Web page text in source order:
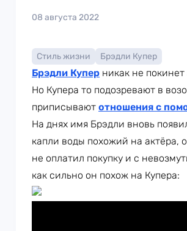
08 августа 2022
Стиль жизни Брэдли Купер
Брэдли Купер никак не
Но Купера то подозревают в
приписывают отношения с
На днях имя Брэдли вновь
капли воды похожий на актёра,
не оплатил покупку и с
как сильно он похож на Купера: